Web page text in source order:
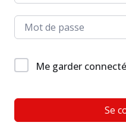
Me garder connecté
Se